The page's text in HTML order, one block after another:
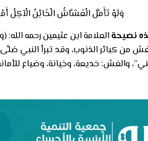
وَلَوْ تَأَمَّلَ الْغَشَّاشُ الْخَائِنُ الْآكِلُ
نصيحةالعلامة ابن عثيمين رحمه
من كبائر الذنوب، وقد تبرأ
والغش: خديعة، وخيانة، وضياع